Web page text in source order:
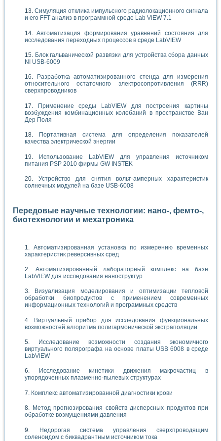
Симуляция отклика импульсного радиолокационного сигнала
и его FFT анализ в программной среде Lab VIEW 7.1
Автоматизация формирования уравнений состояния для
исследования переходных процессов в среде LabVIEW
Блок гальванической развязки для устройства сбора данных
NI USB-6009
Разработка автоматизированного стенда для измерения
относительного остаточного электросопротивления (RRR)
сверхпроводников
Применение среды LabVIEW для построения картины
возбуждения комбинационных колебаний в пространстве Ван
Дер Поля
Портативная система для определения показателей
качества электрической энергии
Использование LabVIEW для управления источником
питания PSP 2010 фирмы GW INSTEK
Устройство для снятия вольт-амперных характеристик
солнечных модулей на базе USB-6008
Передовые научные технологии: нано-, фемто-,
биотехнологии и мехатроника
Автоматизированная установка по измерению временных
характеристик реверсивных сред
Автоматизированный лабораторный комплекс на базе
LabVIEW для исследования наноструктур
Визуализация моделирования и оптимизации тепловой
обработки биопродуктов с применением современных
информационных технологий и программных средств
Виртуальный прибор для исследования функциональных
возможностей алгоритма полигармонической экстраполяции
Исследование возможности создания экономичного
виртуального полярографа на основе платы USB 6008 в среде
LabVIEW
Исследование кинетики движения макрочастиц в
упорядоченных плазменно-пылевых структурах
Комплекс автоматизированной диагностики крови
Метод прогнозирования свойств дисперсных продуктов при
обработке возмущениями давления
Недорогая система управления сверхпроводящим
соленоидом с биквадрантным источником тока